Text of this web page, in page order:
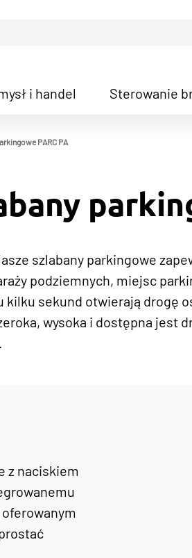
i handel Sterowanie
PARC PA
szlabany parkingowe
podziemnych, miejsc
kilku sekund otwierają drogę
wysoka i dostępna jest
z naciskiem